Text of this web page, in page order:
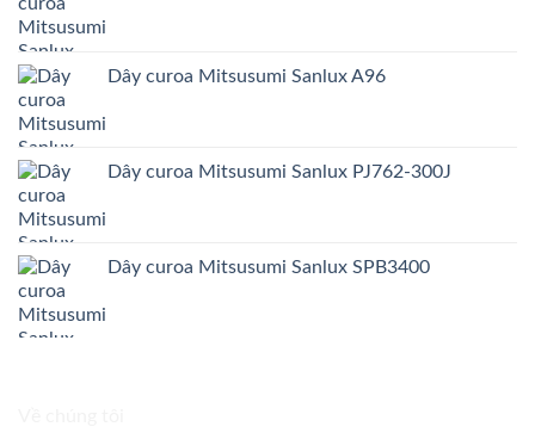
Dây curoa Mitsusumi Sanlux A96
Dây curoa Mitsusumi Sanlux PJ762-300J
Dây curoa Mitsusumi Sanlux SPB3400